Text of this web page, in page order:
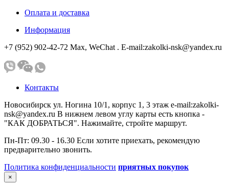
Оплата и доставка
Информация
+7 (952) 902-42-72 Мах, WeChat . E-mail:zakolki-nsk@yandex.ru
Контакты
Новосибирск ул. Ногина 10/1, корпус 1, 3 этаж e-mail:zakolki-
nsk@yandex.ru В нижнем левом углу карты есть кнопка -
"КАК ДОБРАТЬСЯ". Нажимайте, стройте маршрут.
Пн-Пт: 09.30 - 16.30 Если хотите приехать, рекомендую
предварительно звонить.
Политика конфиденциальности приятных покупок
×